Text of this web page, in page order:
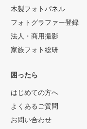
木製フォトパネル
フォトグラファー登録
法人・商用撮影
家族フォト総研
困ったら
はじめての方へ
よくあるご質問
お問い合わせ